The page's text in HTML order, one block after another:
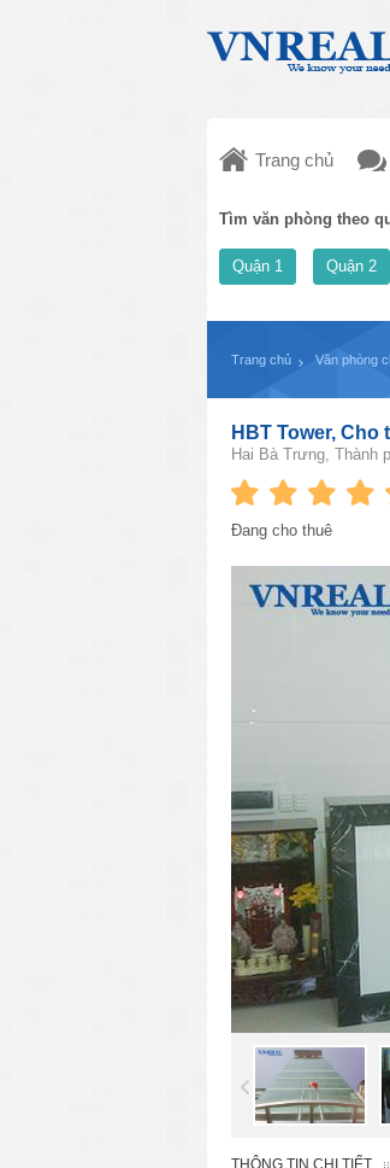
Trang chủ
Tìm văn phòng theo
Quận 1 Quận 2
Trang chủ Văn phòng
HBT Tower,
Hai Bà Trưng, Thành
Đang cho thuê
THÔNG TIN CHI TIẾT